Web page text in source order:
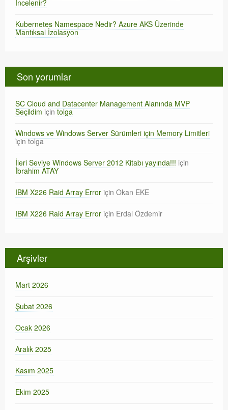
İncelenir?
Kubernetes Namespace Nedir? Azure AKS Üzerinde
Mantıksal İzolasyon
Son yorumlar
SC Cloud and Datacenter Management Alanında MVP
Seçildimiçintolga
Windows ve Windows Server Sürümleri için Memory Limitleri
içintolga
İleri Seviye Windows Server 2012 Kitabı yayında!!! için
İbrahim ATAY
IBM X226 Raid Array Error için Okan EKE
IBM X226 Raid Array Error için Erdal Özdemir
Arşivler
Mart 2026
Şubat 2026
Ocak 2026
Aralık 2025
Kasım 2025
Ekim 2025